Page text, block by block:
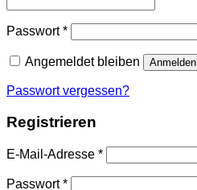
Passwort*Erforderlich
Angemeldet bleiben Anmelden
Passwort vergessen?
Registrieren
E-Mail-Adresse *Erforderlich
Passwort*Erforderlich